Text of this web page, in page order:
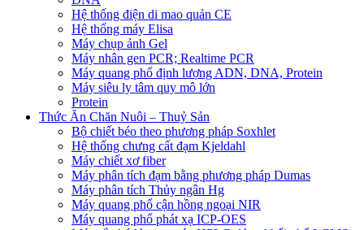
Hệ thống điện di mao quản CE
Hệ thống máy Elisa
Máy chụp ảnh Gel
Máy nhân gen PCR; Realtime PCR
Máy quang phổ định lượng ADN, DNA, Protein
Máy siêu ly tâm quy mô lớn
Protein
Thức Ăn Chăn Nuôi – Thuỷ Sản
Bộ chiết béo theo phương pháp Soxhlet
Hệ thống chưng cất đạm Kjeldahl
Máy chiết xơ fiber
Máy phân tích đạm bằng phương pháp Dumas
Máy phân tích Thủy ngân Hg
Máy quang phổ cận hồng ngoại NIR
Máy quang phổ phát xạ ICP-OES